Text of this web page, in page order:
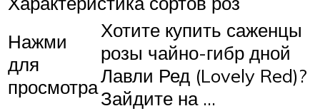
Нажми
для
просмотра
Хотите купить саженцы
розы чайно-гибр дной
Лавли Ред (Lovely Red)?
Зайдите на …